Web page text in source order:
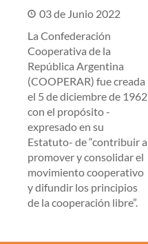
03 de Junio 2022
La Confederación
Cooperativa de la
República Argentina
(COOPERAR) fue creada
el 5 de diciembre de 1962
con el propósito -
expresado en su
Estatuto- de “contribuir a
promover y consolidar el
movimiento cooperativo
y difundir los principios
de la cooperación libre”.